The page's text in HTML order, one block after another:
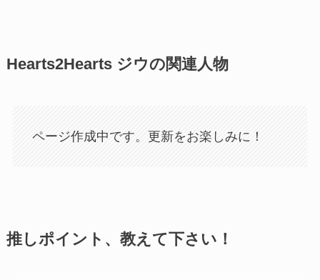
Hearts2Hearts ジウの関連人物
ページ作成中です。更新をお楽しみに！
推しポイント、教えて下さい！